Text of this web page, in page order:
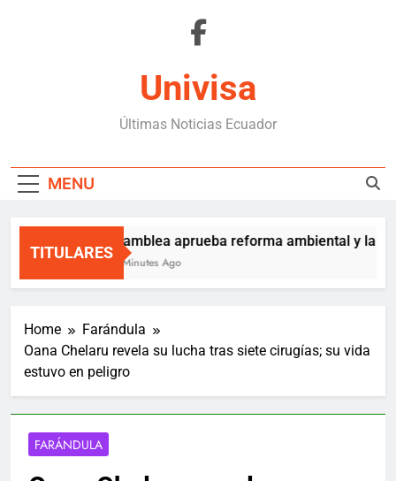
Univisa
Últimas Noticias Ecuador
MENU
TITULARES
Asamblea aprueba reforma ambiental y la
41 Minutes Ago
Home
Farándula
Oana Chelaru revela su lucha tras siete cirugías; su vida
estuvo en peligro
FARÁNDULA